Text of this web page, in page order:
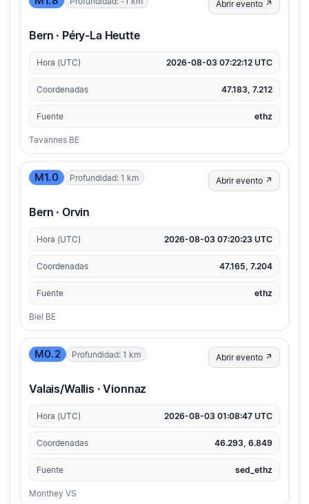
Abrir evento ↗
Bern · Péry-La Heutte
Hora (UTC) 2026-08-03 07:22:12 UTC
Coordenadas 47.183, 7.212
Fuente ethz
Tavannes BE
M1.0 Profundidad: 1 km Abrir evento ↗
Bern · Orvin
Hora (UTC) 2026-08-03 07:20:23 UTC
Coordenadas 47.165, 7.204
Fuente ethz
Biel BE
M0.2 Profundidad: 1 km Abrir evento ↗
Valais/Wallis · Vionnaz
Hora (UTC) 2026-08-03 01:08:47 UTC
Coordenadas 46.293, 6.849
Fuente sed_ethz
Monthey VS